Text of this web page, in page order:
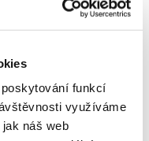
funkcí
využíváme
náš web
750 ml